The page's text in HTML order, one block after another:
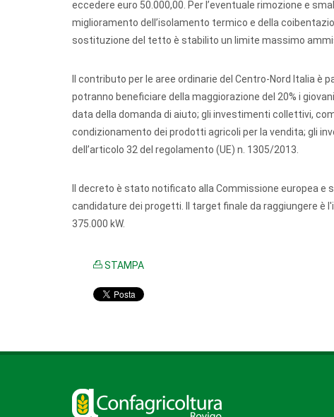
eccedere euro 50.000,00. Per l’eventuale rimozione e
miglioramento dell’isolamento termico e della
sostituzione del tetto è stabilito un limite massimo
Il contributo per le aree ordinarie del Centro-Nord Italia è
potranno beneficiare della maggiorazione del 20% i
data della domanda di aiuto; gli investimenti collettivi,
condizionamento dei prodotti agricoli per la vendita; gli
dell’articolo 32 del regolamento (UE) n. 1305/2013.
Il decreto è stato notificato alla Commissione europea
candidature dei progetti. Il target finale da raggiungere è
375.000 kW.
STAMPA